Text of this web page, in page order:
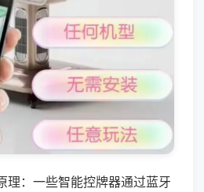
理：一些智能控牌器通过蓝牙